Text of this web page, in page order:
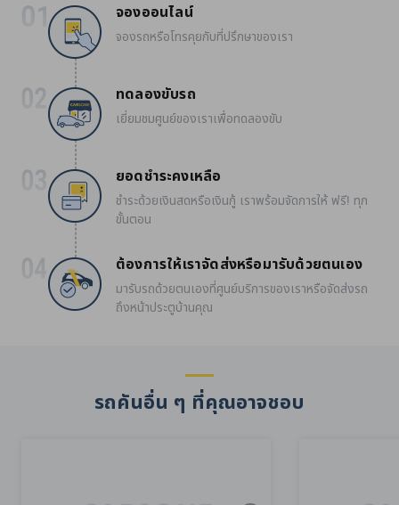
จองออนไลน์
จองรถหรือโทรคุยกับที่ปรึกษาของเรา
ทดลองขับรถ
เยี่ยมชมศูนย์ของเราเพื่อทดลองขับ
ยอดชำระคงเหลือ
ชำระด้วยเงินสดหรือเงินกู้ เราพร้อมจัดการให้ ฟรี! ทุก
ขั้นตอน
ต้องการให้เราจัดส่งหรือมารับด้วยตนเอง
มารับรถด้วยตนเองที่ศูนย์บริการของเราหรือจัดส่งรถ
ถึงหน้าประตูบ้านคุณ
รถคันอื่น ๆ ที่คุณอาจชอบ